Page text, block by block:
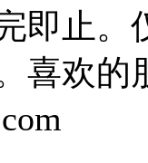
即止。
喜欢的